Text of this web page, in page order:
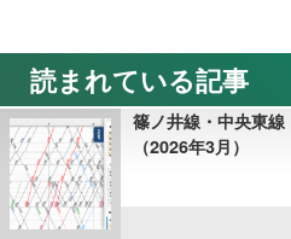
読まれている記事
篠ノ井線・中央東
（2026年3月）